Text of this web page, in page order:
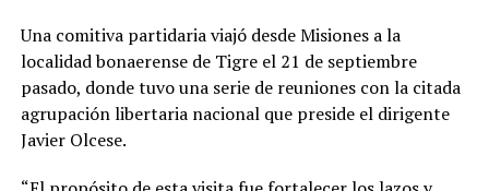
Una comitiva partidaria viajó desde Misiones a la
localidad bonaerense de Tigre el 21 de septiembre
pasado, donde tuvo una serie de reuniones con la citada
agrupación libertaria nacional que preside el dirigente
Javier Olcese.